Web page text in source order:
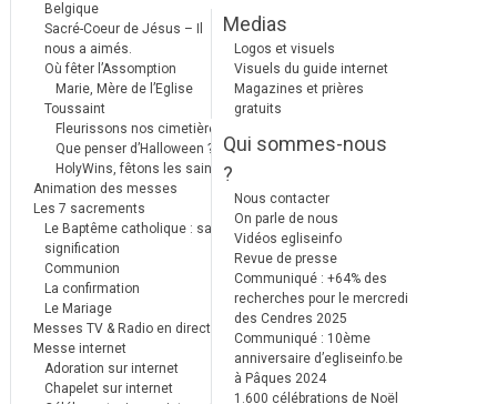
Belgique
Sacré-Coeur de Jésus – Il
nous a aimés.
Où fêter l’Assomption
Marie, Mère de l’Eglise
Toussaint
Fleurissons nos cimetières
Que penser d’Halloween ?
HolyWins, fêtons les saints !
Animation des messes
Les 7 sacrements
Le Baptême catholique : sa
signification
Communion
La confirmation
Le Mariage
Messes TV & Radio en direct
Messe internet
Adoration sur internet
Chapelet sur internet
Medias
Logos et visuels
Visuels du guide internet
Magazines et prières
gratuits
Qui sommes-nous
?
Nous contacter
On parle de nous
Vidéos egliseinfo
Revue de presse
Communiqué : +64% des
recherches pour le mercredi
des Cendres 2025
Communiqué : 10ème
anniversaire d’egliseinfo.be
à Pâques 2024
1.600 célébrations de Noël